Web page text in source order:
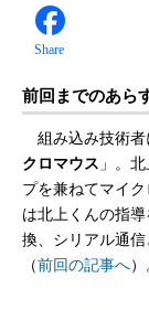
Share
前回までのあら
組み込み技術者
クロマウス 」。
プを兼ねてマイ
は北上くんの指
換、シリアル通
（前回の記事へ）